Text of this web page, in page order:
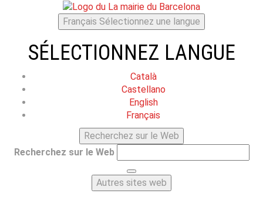
Français Sélectionnez une langue
SÉLECTIONNEZ LANGUE
Català
Castellano
English
Français
Recherchez sur le Web
Recherchez sur le Web
Autres sites web